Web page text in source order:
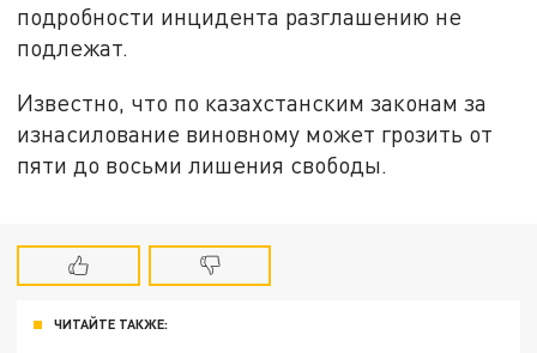
подробности инцидента разглашению не
подлежат.
Известно, что по казахстанским законам за
изнасилование виновному может грозить от
пяти до восьми лишения свободы.
ЧИТАЙТЕ ТАКЖЕ: